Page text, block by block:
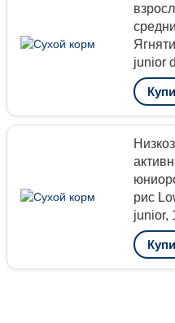
junior
рис
junior,